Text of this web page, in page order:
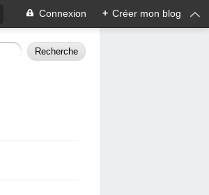
Connexion + Créer mon blog